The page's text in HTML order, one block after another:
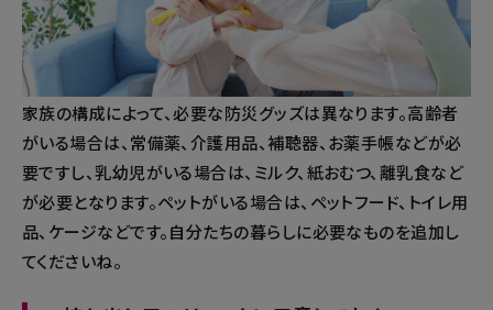
家族の構成によって、必要な防災グッズは異なります。高齢者
がいる場合は、常備薬、介護用品、補聴器、お薬手帳などが必
要ですし、乳幼児がいる場合は、ミルク、紙おむつ、離乳食など
が必要となります。ペットがいる場合は、ペットフード、トイレ用
品、ケージなどです。自分たちの暮らしに必要なものを追加し
てくださいね。